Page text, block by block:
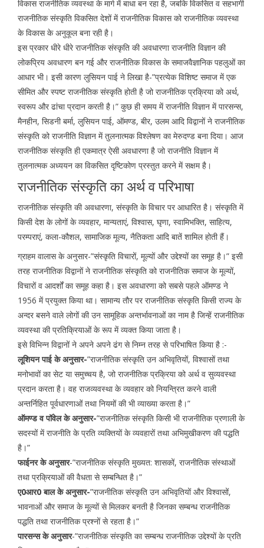
विकास राजनीतिक व्यवस्था के मार्ग में बाधा बन रहा है, जबकि विकसित व सहभागी
राजनीतिक संस्कृति विकसित देशों में राजनीतिक विकास को राजनीतिक व्यवस्था
के विकास के अनुकूल बना रही है।
इस प्रकार धीरे धीरे राजनीतिक संस्कृति की अवधारणा राजनीति विज्ञान की
लोकप्रिय अवधारण बन गई और राजनीतिक विकास के समाजवैज्ञानिक पहलुओं का
आधार भी। इसी कारण लुसियन पाई ने लिखा है-”प्रत्येक विशिष्ट समाज में एक
सीमित और स्पष्ट राजनीतिक संस्कृति होती है जो राजनीतिक प्रक्रिया को अर्थ,
स्वरूप और ढांचा प्रदान करती है।” कुछ ही समय में राजनीति विज्ञान में पारसन्स,
मैनहीन, सिडनी बर्मा, लुसियन पाई, ऑमण्ड, बीर, उलम आदि विद्वानों ने राजनीतिक
संस्कृति को राजनीति विज्ञान में तुलनात्मक विश्लेषण का मेरुदण्ड बना दिया। आज
राजनीतिक संस्कृति ही एकमात्र ऐसी अवधारणा है जो राजनीति विज्ञान में
तुलनात्मक अध्ययन का विकसित दृष्टिकोण प्रस्तुत करने में सक्षम है।
राजनीतिक संस्कृति का अर्थ व परिभाषा
राजनीतिक संस्कृति की अवधारणा, संस्कृति के विचार पर आधारित है। संस्कृति में
किसी देश के लोगों के व्यवहार, मान्यताएं, विश्वास, घृणा, स्वामिभक्ति, साहित्य,
परम्पराएं, कला-कौशल, सामाजिक मूल्य, नैतिकता आदि बातें शामिल होती हैं।
ग्राहम वालास के अनुसार-”संस्कृति विचारों, मूल्यों और उद्देश्यों का समूह है।” इसी
तरह राजनीतिक विद्वानों ने राजनीतिक संस्कृति को राजनीतिक समाज के मूल्यों,
विचारों व आदर्शों का समूह कहा है। इस अवधारणा को सबसे पहले ऑमण्ड ने
1956 में प्रयुक्त किया था। सामान्य तौर पर राजनीतिक संस्कृति किसी राज्य के
अन्दर बसने वाले लोगों की उन सामूहिक अन्तर्भावनाओं का नाम है जिन्हें राजनीतिक
व्यवस्था की प्रतिक्रियाओं के रूप में व्यक्त किया जाता है।
इसे विभिन्न विद्वानों ने अपने अपने ढंग से निम्न तरह से परिभाषित किया है :-
लूशियन पाई के अनुसार-”राजनीतिक संस्कृति उन अभिवृतियों, विश्वासों तथा
मनोभावों का सेट या समुच्चय है, जो राजनीतिक प्रक्रिया को अर्थ व सुव्यवस्था
प्रदान करता है। वह राजव्यवस्था के व्यवहार को नियन्त्रित करने वाली
अन्तर्निहित पूर्वधारणाओं तथा नियमों की भी व्याख्या करता है।”
ऑमण्ड व पॉवेल के अनुसार-”राजनीतिक संस्कृति किसी भी राजनीतिक प्रणाली के
सदस्यों में राजनीति के प्रति व्यक्तियों के व्यवहारों तथा अभिमुखीकरण की पद्धति
है।”
फाईनर के अनुसार-”राजनीतिक संस्कृति मुख्यत: शासकों, राजनीतिक संस्थाओं
तथा प्रक्रियाओं की वैधता से सम्बन्धित है।”
ए0आर0 बाल के अनुसार-”राजनीतिक संस्कृति उन अभिवृतियों और विश्वासों,
भावनाओं और समाज के मूल्यों से मिलकर बनती है जिनका सम्बन्ध राजनीतिक
पद्धति तथा राजनीतिक प्रश्नों से रहता है।”
पारसन्स के अनुसार-”राजनीतिक संस्कृति का सम्बन्ध राजनीतिक उद्देश्यों के प्रति